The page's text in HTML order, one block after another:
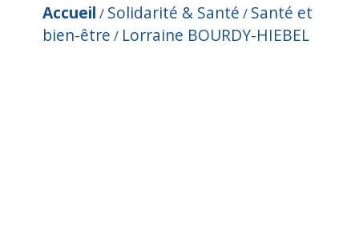
Accueil / Solidarité & Santé / Santé et
bien-être / Lorraine BOURDY-HIEBEL